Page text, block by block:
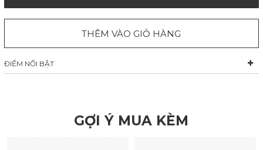
THÊM VÀO GIỎ HÀNG
ĐIỂM NỔI BẬT
GỢI Ý MUA KÈM